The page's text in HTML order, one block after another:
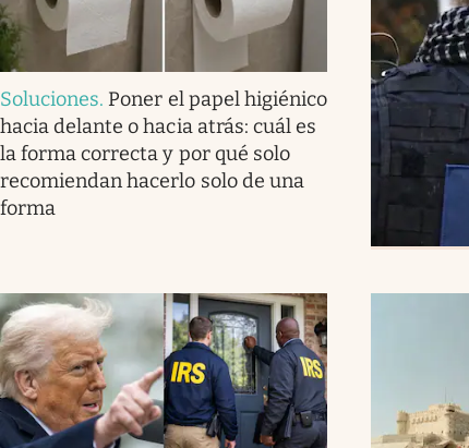
Soluciones. Poner el papel higiénico
hacia delante o hacia atrás: cuál es
la forma correcta y por qué solo
recomiendan hacerlo solo de una
forma